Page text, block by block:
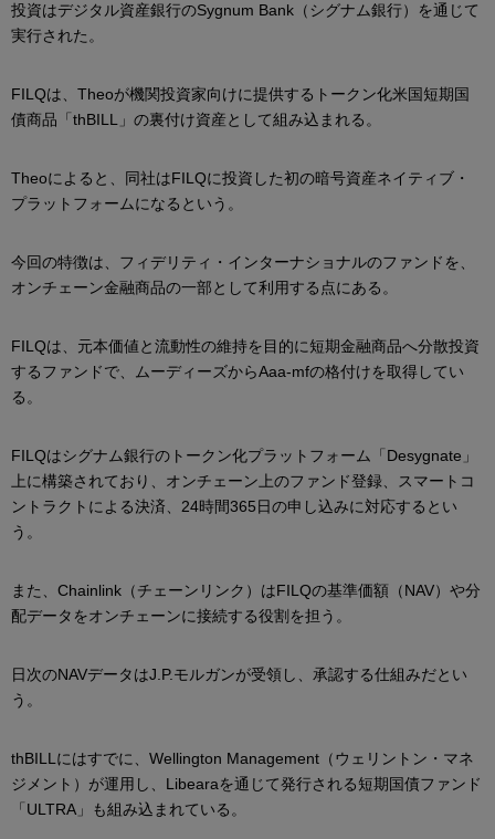
投資はデジタル資産銀行のSygnum Bank（シグナム銀行）を通じて
実行された。
FILQは、Theoが機関投資家向けに提供するトークン化米国短期国
債商品「thBILL」の裏付け資産として組み込まれる。
Theoによると、同社はFILQに投資した初の暗号資産ネイティブ・
プラットフォームになるという。
今回の特徴は、フィデリティ・インターナショナルのファンドを、
オンチェーン金融商品の一部として利用する点にある。
FILQは、元本価値と流動性の維持を目的に短期金融商品へ分散投資
するファンドで、ムーディーズからAaa-mfの格付けを取得してい
る。
FILQはシグナム銀行のトークン化プラットフォーム「Desygnate」
上に構築されており、オンチェーン上のファンド登録、スマートコ
ントラクトによる決済、24時間365日の申し込みに対応するとい
う。
また、Chainlink（チェーンリンク）はFILQの基準価額（NAV）や分
配データをオンチェーンに接続する役割を担う。
日次のNAVデータはJ.P.モルガンが受領し、承認する仕組みだとい
う。
thBILLにはすでに、Wellington Management（ウェリントン・マネ
ジメント）が運用し、Libearaを通じて発行される短期国債ファンド
「ULTRA」も組み込まれている。